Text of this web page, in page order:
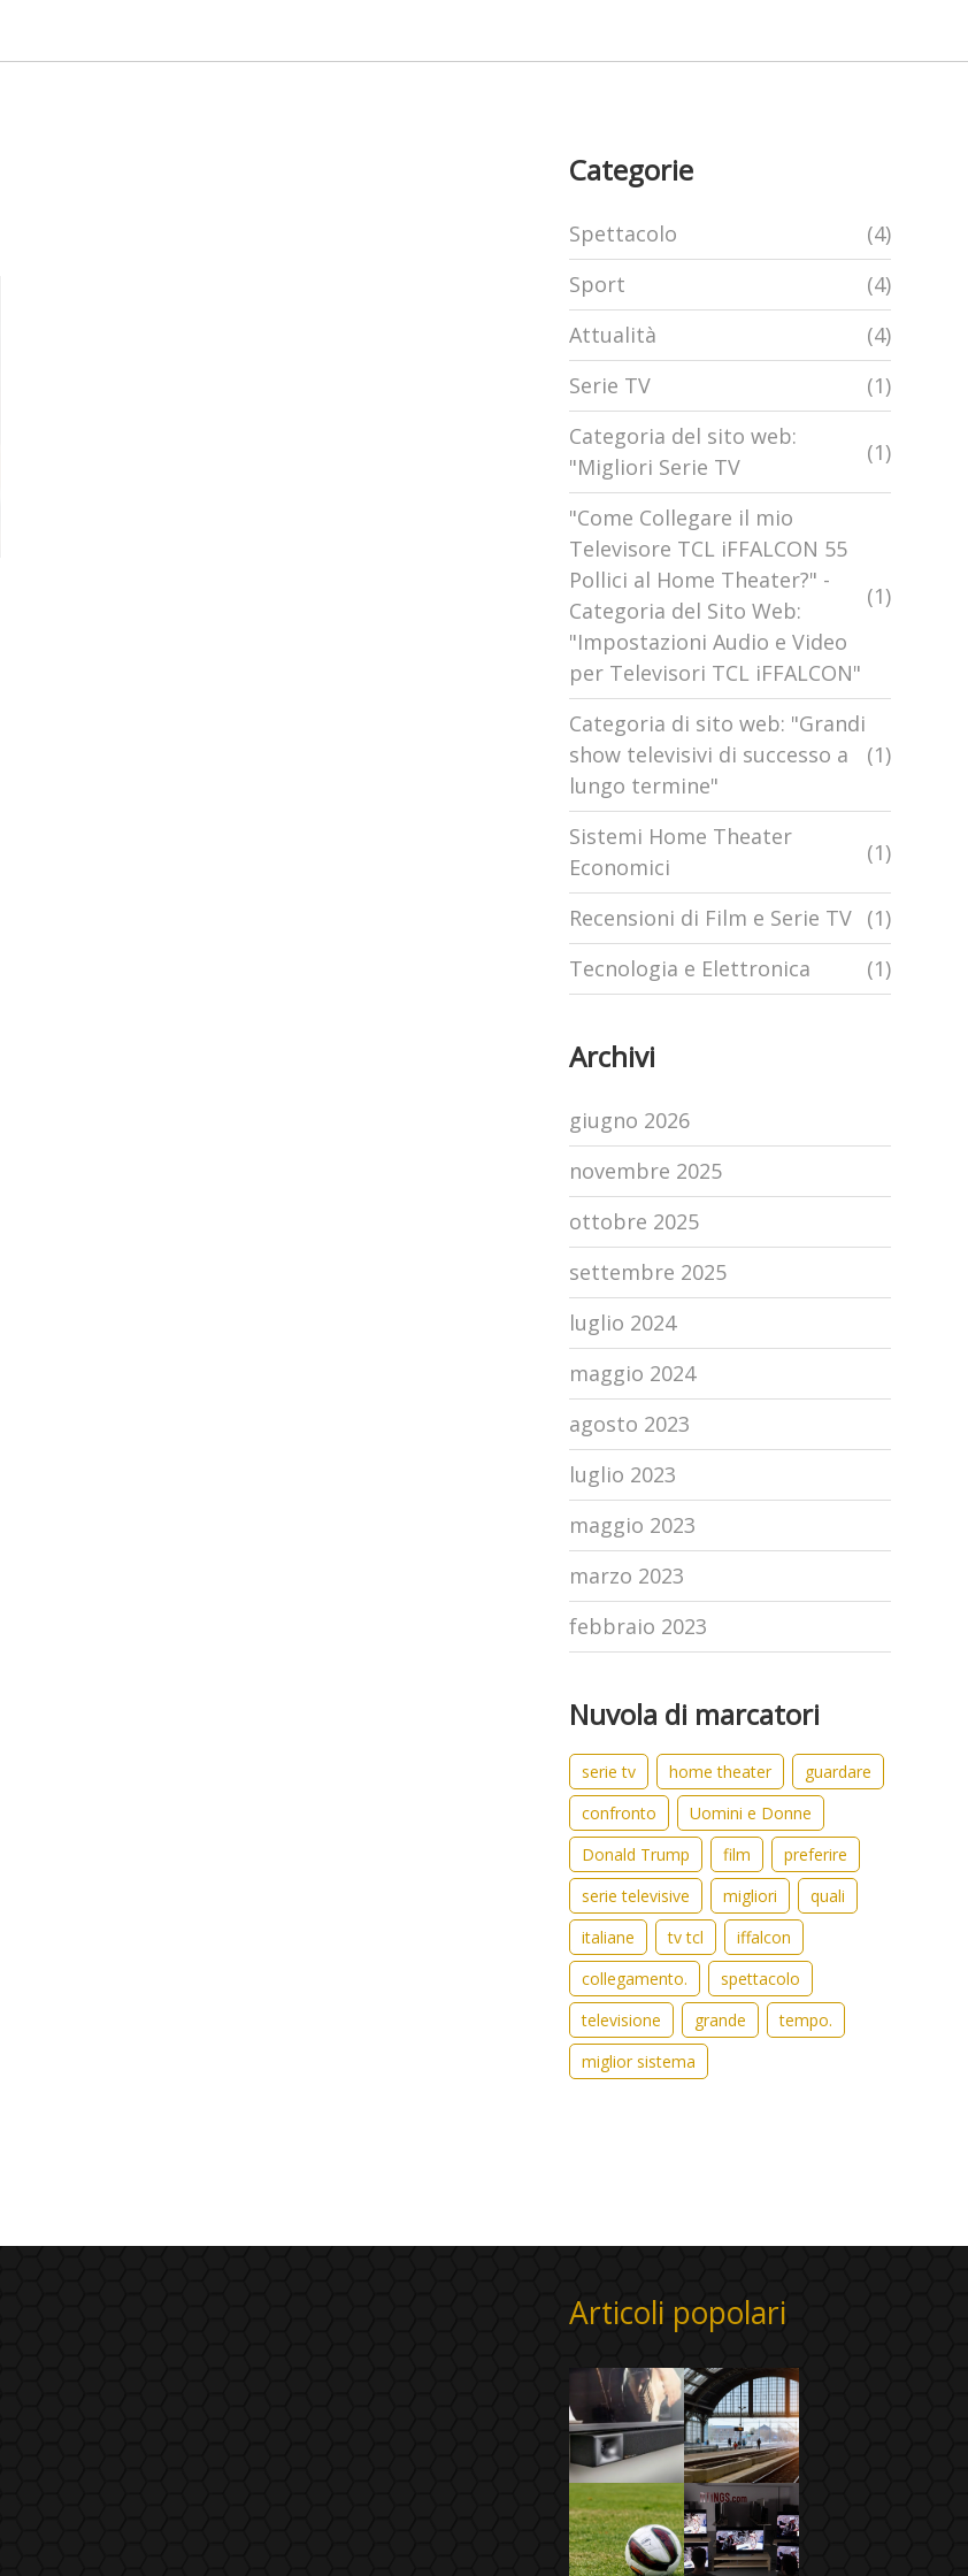
Categorie
Spettacolo
(4)
Sport
(4)
Attualità
(4)
Serie TV
(1)
Categoria del sito web:
"Migliori Serie TV
(1)
"Come Collegare il mio
Televisore TCL iFFALCON 55
Pollici al Home Theater?" -
Categoria del Sito Web:
"Impostazioni Audio e Video
per Televisori TCL iFFALCON"
(1)
Categoria di sito web: "Grandi
show televisivi di successo a
lungo termine"
(1)
Sistemi Home Theater
Economici
(1)
Recensioni di Film e Serie TV (1)
Tecnologia e Elettronica
(1)
Archivi
giugno 2026
novembre 2025
ottobre 2025
settembre 2025
luglio 2024
maggio 2024
agosto 2023
luglio 2023
maggio 2023
marzo 2023
febbraio 2023
Nuvola di marcatori
serie tv home theater
guardare
confronto
Uomini e Donne
Donald Trump
film
preferire
serie televisive
migliori
quali
italiane
tv tcl
iffalcon
collegamento.
spettacolo
televisione
grande
tempo.
miglior sistema
Articoli popolari